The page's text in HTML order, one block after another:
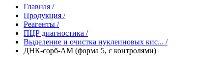
Главная /
Продукция /
Реагенты /
ПЦР диагностика /
Выделение и очистка нуклеиновых кис... /
ДНК-сорб-АМ (форма 5, с контролями)